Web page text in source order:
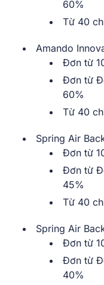
60%
Từ 40
Amando
Đơn từ
Đơn từ
60%
Từ 40
Spring Air
Đơn từ
Đơn từ
45%
Từ 40
Spring Air
Đơn từ
Đơn từ
40%